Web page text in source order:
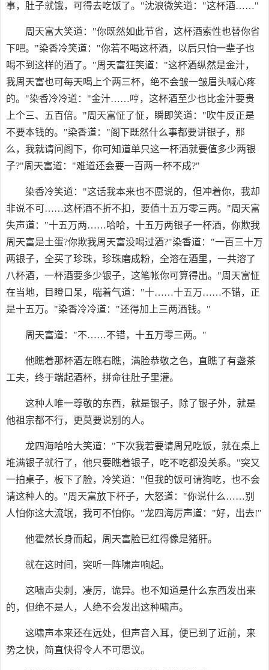
事，肚子就饿，可得去吃饭了。"沈浪微笑道："这杯酒……"
周天富大笑道："你既然如此节省，这杯酒索性也替你省
下吧。"染香冷笑道："你若不喝这杯酒，以后只怕一辈子也
喝不到这样的酒了。"周天富狂笑道："这杯酒纵然是金汁，
我周天富也可每天喝上个两三杯，绝不会皱一皱眉头喊心疼
的。"染香冷冷道："金汁……哼，这杯酒至少也比金汁要贵
上个三、五百倍。"周天富怔了怔，瞬即笑道："吹牛反正是
不要本钱的。"染香道："阁下既然什么事都要讲银子，那
么，我就请问阁下，你可知道单只这一杯酒就要值多少两银
子?"周天富道："难道还会要一百两一杯不成?"
染香冷笑道："这话我本来也不愿说的，但冲着你，我却
非说不可……这杯酒不折不扣，要值十五万零三两。"周天富
失声道："十五万两……哈哈，十五万两银子一杯酒，你欺我
周天富是土蛋?你欺我周天富没喝过酒?"染香道："一百三十万
两银子，全买了珍珠，珍珠磨成粉，全溶在酒里，一共溶了
八杯酒，一杯酒要多少银子，这笔帐你可算得出。"周天富怔
在当地，目瞪口呆，喘着气道："十……十五万……不错，正
是十五万。"染香冷冷道："还得加上三两酒钱。"
周天富道："不……不错，十五万零三两。"
他瞧着那杯酒左瞧右瞧，满脸恭敬之色，直瞧了有盏茶
工夫，终于端起酒杯，拼命往肚子里灌。
这种人唯一尊敬的东西，就是银子，除了银子外，就是
他祖宗都不行，更莫要说别的人。
龙四海哈哈大笑道："下次我若要请周兄吃饭，就在桌上
堆满银子就行了，他只要瞧着银子，吃不吃都没关系。"突又
一拍桌子，板下了脸，冷笑道："但我的饭可请狗吃，也不会
请这种人的。"周天富放下杯子，大怒道："你说什么……别
人怕你这大流氓，我可不怕你。"龙四海厉声道："好，出去!"
他霍然长身而起，周天富脸已红得像是猪肝。
就在这时间，突听一阵啸声响起。
这啸声尖刺，凄厉，诡异。也不知道是什么东西发出来
的，但绝不是人，人绝不会发出这种啸声。
这啸声本来还在远处，但声音入耳，便已到了近前，来
势之快，简直快得令人不可思议。